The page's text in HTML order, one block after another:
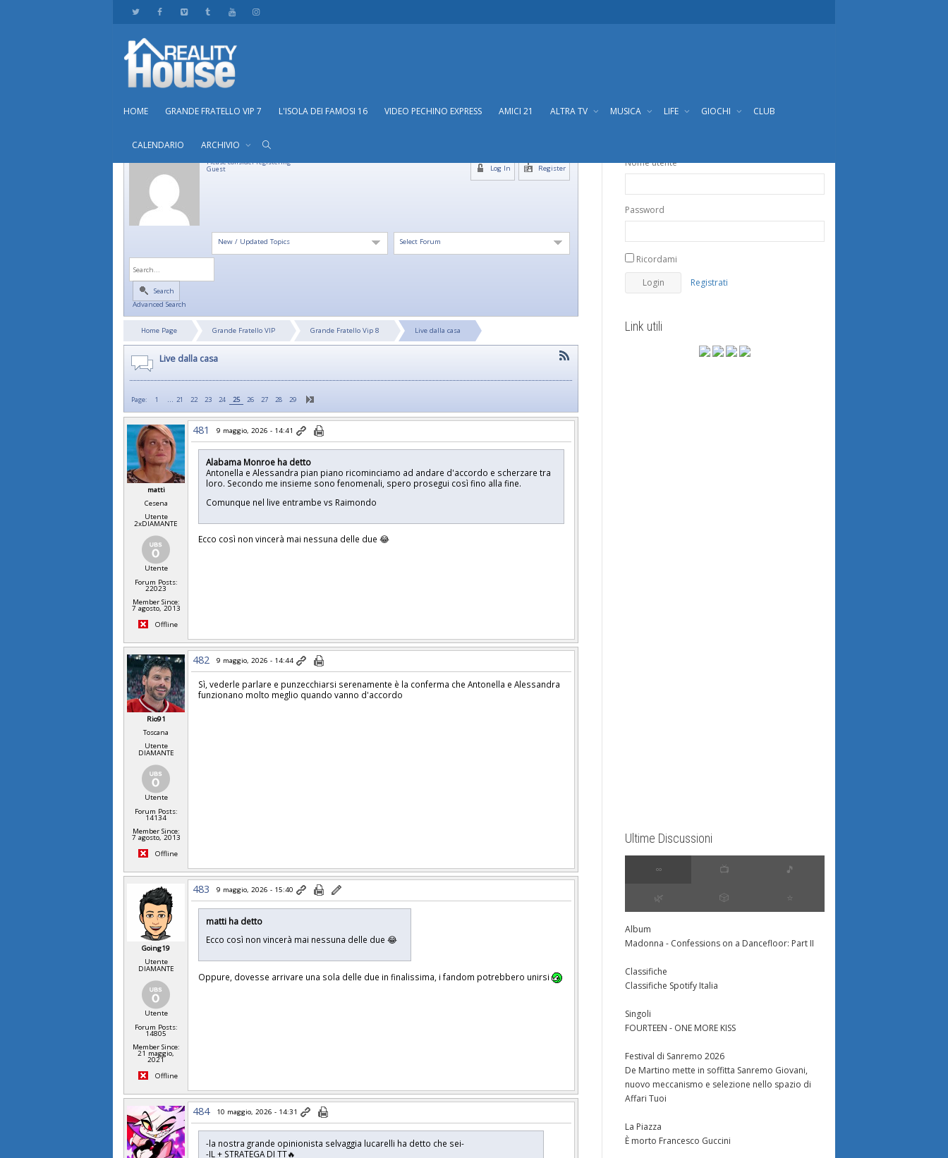
HOME GRANDE FRATELLO VIP 7 L'ISOLA DEI FAMOSI 16 VIDEO PECHINO EXPRESS AMICI 21 ALTRA TV MUSICA LIFE GIOCHI CLUB
CALENDARIO ARCHIVIO
Please consider registering
Guest Register
Log In
Select Forum
New / Updated Topics
Search
Advanced Search
Home Page Grande Fratello VIP Grande Fratello Vip 8 Live dalla casa
Live dalla casa
Page: 1 ... 21 22 23 24 25 26 27 28 29
matti
Cesena
Utente
2xDIAMANTE
Utente
Forum Posts:
22023
Member Since:
7 agosto, 2013
Offline
481 9 maggio, 2026 - 14:41
Alabama Monroe ha detto
Antonella e Alessandra pian piano ricominciamo ad andare d'accordo e scherzare tra
loro. Secondo me insieme sono fenomenali, spero prosegui così fino alla fine.
Comunque nel live entrambe vs Raimondo
Ecco così non vincerà mai nessuna delle due 😂
Rio91
Toscana
Utente
DIAMANTE
Utente
Forum Posts:
14134
Member Since:
7 agosto, 2013
Offline
482 9 maggio, 2026 - 14:44
Sì, vederle parlare e punzecchiarsi serenamente è la conferma che Antonella e Alessandra
funzionano molto meglio quando vanno d'accordo
Going19
Utente
DIAMANTE
Utente
Forum Posts:
14805
Member Since:
21 maggio,
2021
Offline
483 9 maggio, 2026 - 15:40
matti ha detto
Ecco così non vincerà mai nessuna delle due 😂
Oppure, dovesse arrivare una sola delle due in finalissima, i fandom potrebbero unirsi
484 10 maggio, 2026 - 14:31
-la nostra grande opinionista selvaggia lucarelli ha detto che sei-
-IL + STRATEGA DI TT🔥
Nome utente
Password
Ricordami
Registrati
Link utili
Ultime Discussioni
∞ 📺 🎵
🌿 🎲 ⭐️
Album
Madonna - Confessions on a Dancefloor: Part II
Classifiche
Classifiche Spotify Italia
Singoli
FOURTEEN - ONE MORE KISS
Festival di Sanremo 2026
De Martino mette in soffitta Sanremo Giovani,
nuovo meccanismo e selezione nello spazio di
Affari Tuoi
La Piazza
È morto Francesco Guccini